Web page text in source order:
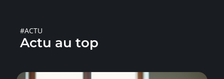
#ACTU
Actu au top